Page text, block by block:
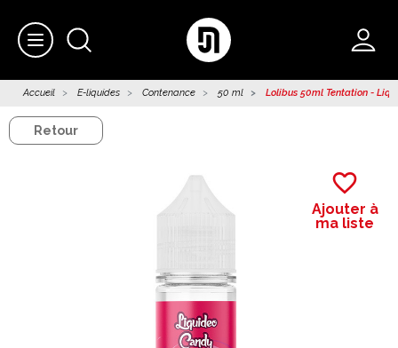
Accueil E-liquides Contenance 50 ml Lolibus 50ml Tentation -
Retour
favorite_border
Ajouter à
ma liste